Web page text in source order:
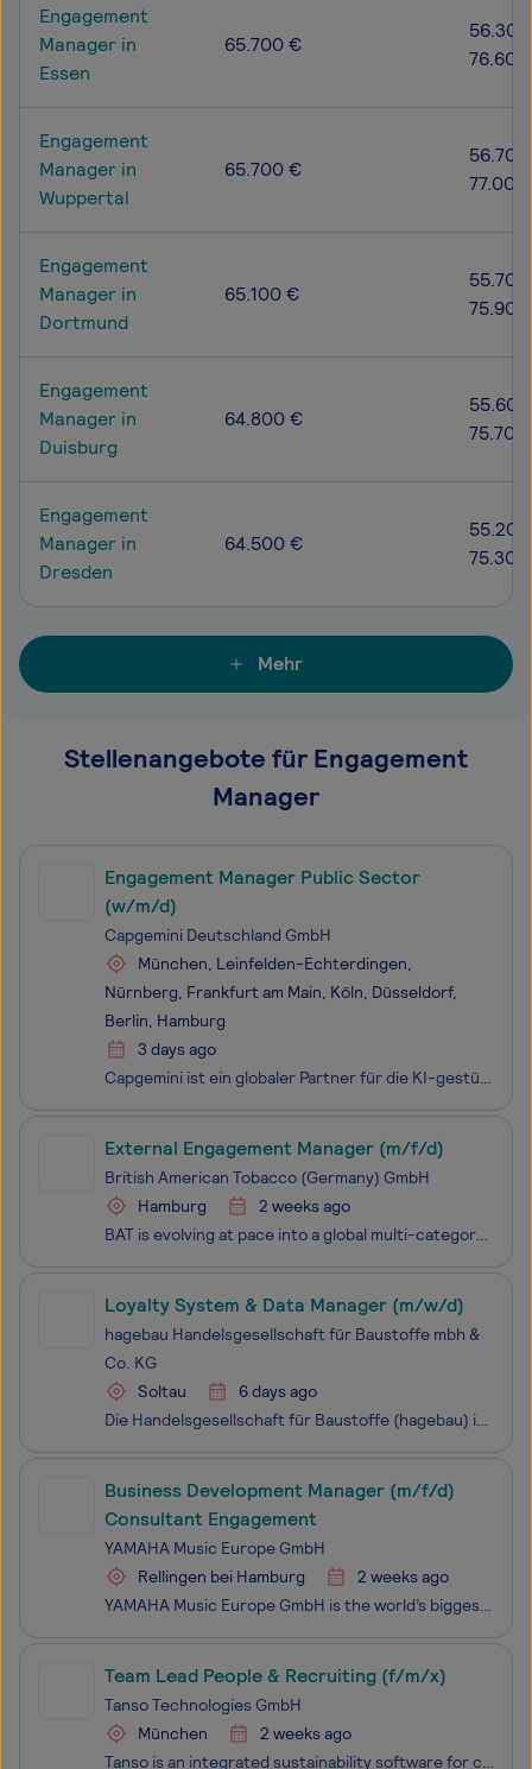
Engagement
Manager in
Essen
65.700 €
Engagement
Manager in
Wuppertal
65.700 €
Engagement
Manager in
Dortmund
65.100 €
Engagement
Manager in
Duisburg
64.800 €
Engagement
Manager in
Dresden
64.500 €
Mehr
Stellenangebote für Engagement
Manager
Engagement Manager Public Sector
(w/m/d)
Capgemini Deutschland GmbH
München, Leinfelden-Echterdingen,
Nürnberg, Frankfurt am Main, Köln, Düsseldorf,
Berlin, Hamburg
3 days ago
Capgemini ist ein globaler Partner für die KI-gestützte Geschäfts- sowie Technologietransformation. Das Unternehmen schafft messbaren Mehrwert für seine Kunden, indem es die Zukunft von Organisationen gestaltet und im Zusammenspiel von KI, Technologie sowie dem Mensch Realität werden lässt. Seit fas
External Engagement Manager (m/f/d)
British American Tobacco (Germany) GmbH
Hamburg
2 weeks ago
BAT is evolving at pace into a global multi-category business. With products like VELO, VUSE and GLO we are on a mission to decrease the health impact of our industry To achieve our ambition, we are looking for colleagues who are ready to Be The Change. Come, join us on this journey! British Ameri
Loyalty System & Data Manager (m/w/d)
hagebau Handelsgesellschaft für Baustoffe mbh &
Co. KG
Soltau
6 days ago
Die Handelsgesellschaft für Baustoffe (hagebau) ist eine der marktführenden Kooperationen im Baustoff-, Holz- und Fliesenhandel sowie in der Do-it-yourself-Branche. Rund 350 mittelständische Gesellschafter aus sechs europäischen Ländern betreiben zusammen 1.500 Betriebsstätten für den Fachhandel, de
Business Development Manager (m/f/d)
Consultant Engagement
YAMAHA Music Europe GmbH
Rellingen bei Hamburg
2 weeks ago
YAMAHA Music Europe GmbH is the world’s biggest manufacturer of musical instruments and one of the leading producers of audio equipment for home entertainment and professional use. Our European headquarters are located in Rellingen (northwest of Hamburg). We have approximately 800 dedicated emp
Team Lead People & Recruiting (f/m/x)
Tanso Technologies GmbH
München
2 weeks ago
Tanso is an integrated sustainability software for carbon accounting and ESG data management. Our goal is to help manufacturing companies meet regulatory requirements and achieve their sustainability objectives. TansoWorking at Tanso